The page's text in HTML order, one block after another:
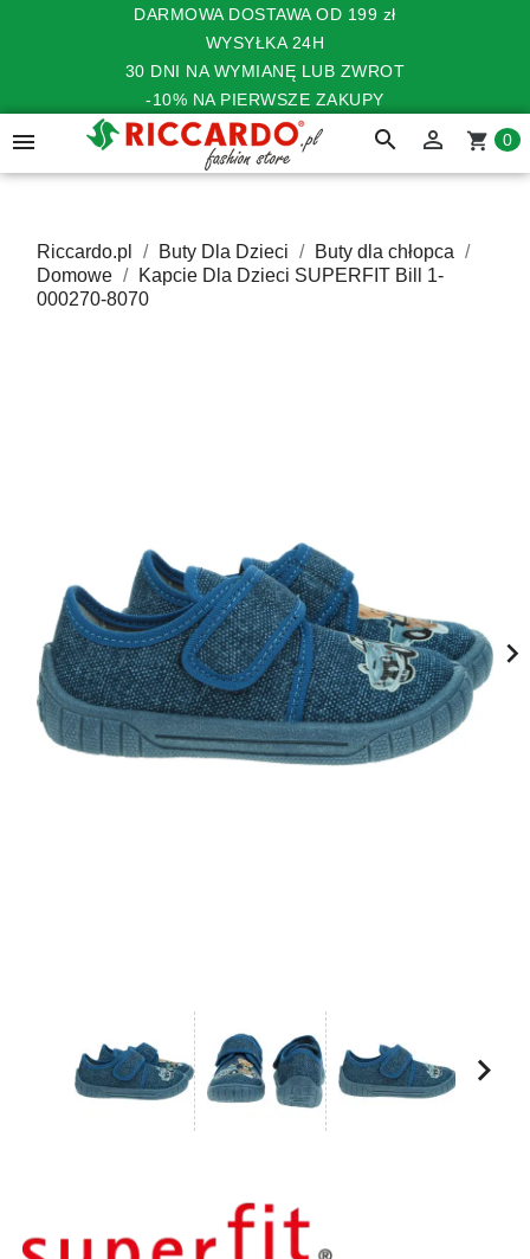
DARMOWA DOSTAWA OD 199 zł
WYSYŁKA 24H
30 DNI NA WYMIANĘ LUB ZWROT
-10% NA PIERWSZE ZAKUPY
 search  shopping_cart 0
Riccardo.pl Buty Dla Dzieci
Buty dla chłopca
Domowe
Kapcie Dla Dzieci SUPERFIT Bill 1-
000270-8070
